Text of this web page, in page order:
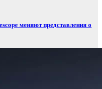
меняют представления о